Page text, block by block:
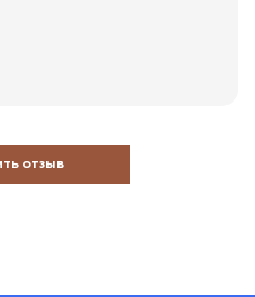
отзыв